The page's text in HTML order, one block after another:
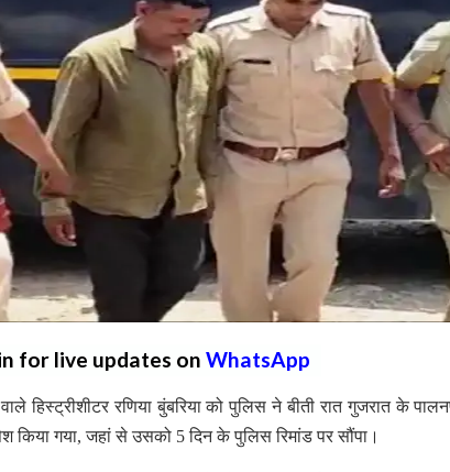
for live updates on WhatsApp
हिस्ट्रीशीटर रणिया बुंबरिया को पुलिस ने बीती रात गुजरात के
किया गया, जहां से उसको 5 दिन के पुलिस रिमांड पर सौंपा।